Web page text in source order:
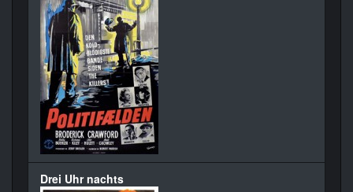
Drei Uhr nachts